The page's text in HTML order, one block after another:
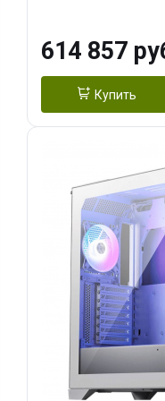
Turbo/ 1 ТБ
614 857
Купить